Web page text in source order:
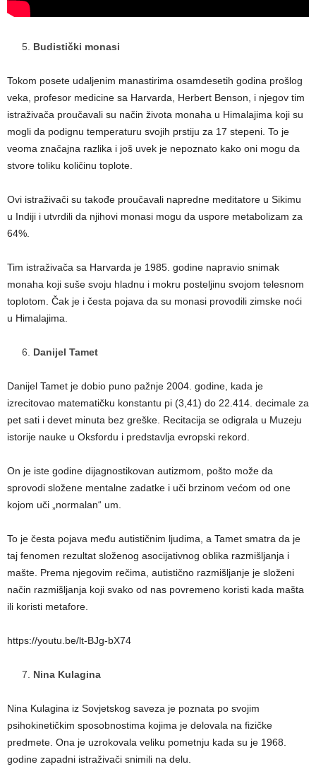
Budistički monasi
Tokom posete udaljenim manastirima osamdesetih godina prošlog
veka, profesor medicine sa Harvarda, Herbert Benson, i njegov tim
istraživača proučavali su način života monaha u Himalajima koji su
mogli da podignu temperaturu svojih prstiju za 17 stepeni. To je
veoma značajna razlika i još uvek je nepoznato kako oni mogu da
stvore toliku količinu toplote.
Ovi istraživači su takođe proučavali napredne meditatore u Sikimu
u Indiji i utvrdili da njihovi monasi mogu da uspore metabolizam za
64%.
Tim istraživača sa Harvarda je 1985. godine napravio snimak
monaha koji suše svoju hladnu i mokru posteljinu svojom telesnom
toplotom. Čak je i česta pojava da su monasi provodili zimske noći
u Himalajima.
Danijel Tamet
Danijel Tamet je dobio puno pažnje 2004. godine, kada je
izrecitovao matematičku konstantu pi (3,41) do 22.414. decimale za
pet sati i devet minuta bez greške. Recitacija se odigrala u Muzeju
istorije nauke u Oksfordu i predstavlja evropski rekord.
On je iste godine dijagnostikovan autizmom, pošto može da
sprovodi složene mentalne zadatke i uči brzinom većom od one
kojom uči „normalan“ um.
To je česta pojava među autističnim ljudima, a Tamet smatra da je
taj fenomen rezultat složenog asocijativnog oblika razmišljanja i
mašte. Prema njegovim rečima, autistično razmišljanje je složeni
način razmišljanja koji svako od nas povremeno koristi kada mašta
ili koristi metafore.
https://youtu.be/lt-BJg-bX74
Nina Kulagina
Nina Kulagina iz Sovjetskog saveza je poznata po svojim
psihokinetičkim sposobnostima kojima je delovala na fizičke
predmete. Ona je uzrokovala veliku pometnju kada su je 1968.
godine zapadni istraživači snimili na delu.